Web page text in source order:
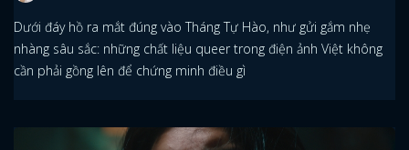
Dưới đáy hồ ra mắt đúng vào Tháng Tự Hào, như gửi gắm nhẹ
nhàng sâu sắc: những chất liệu queer trong điện ảnh Việt không
cần phải gồng lên để chứng minh điều gì